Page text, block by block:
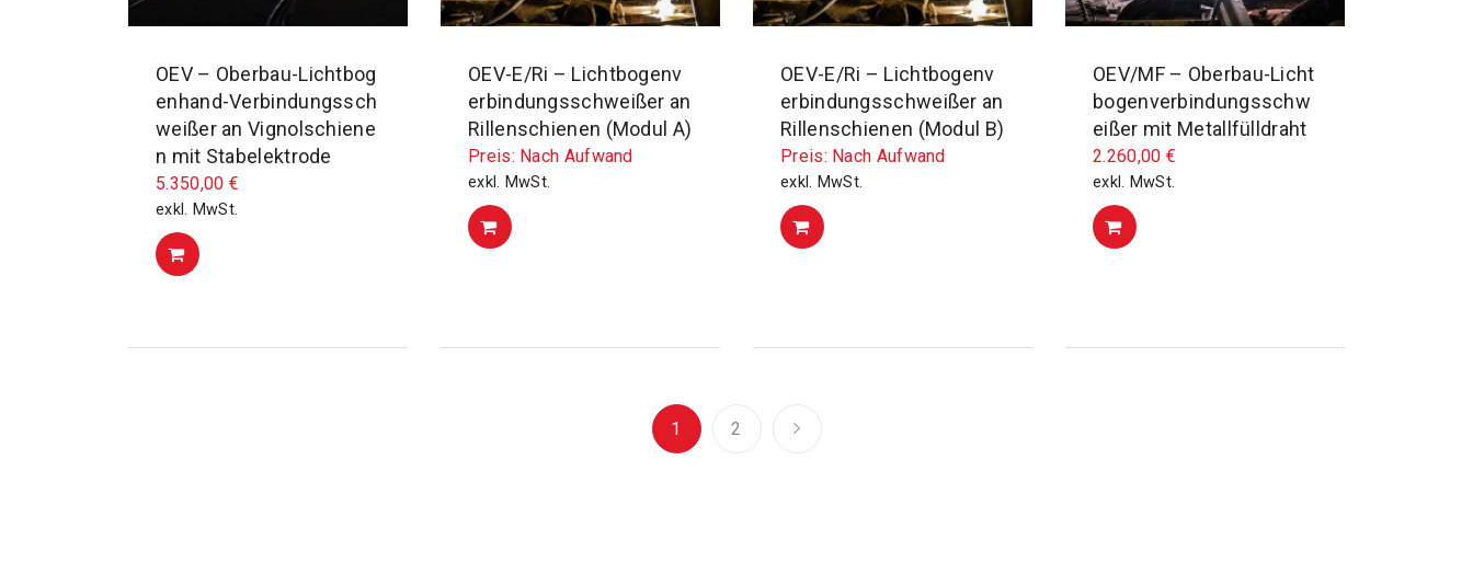
OEV – Oberbau-Lichtbog
enhand-Verbindungssch
weißer an Vignolschiene
n mit Stabelektrode
5.350,00 €
exkl. MwSt.
OEV-E/Ri – Lichtbogenv
erbindungsschweißer an
Rillenschienen (Modul A)
Preis: Nach Aufwand
exkl. MwSt.
OEV-E/Ri – Lichtbogenv
erbindungsschweißer an
Rillenschienen (Modul B)
Preis: Nach Aufwand
exkl. MwSt.
OEV/MF – Oberbau-Licht
bogenverbindungsschw
eißer mit Metallfülldraht
2.260,00 €
exkl. MwSt.
1 2